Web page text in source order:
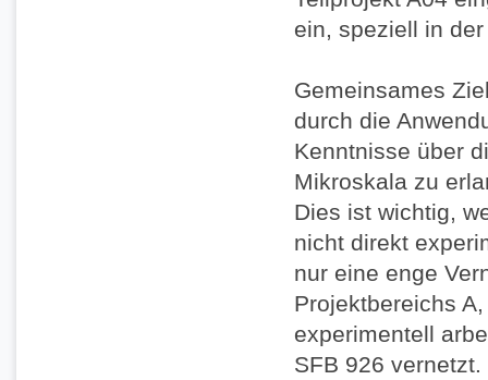
ein, speziell in
Gemeinsames
durch die
Kenntnisse über
Mikroskala zu
Dies ist wichtig,
nicht direkt
nur eine enge
Projektbereichs
experimentell
SFB 926